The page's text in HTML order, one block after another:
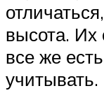
высота. Их
все же
учитывать.